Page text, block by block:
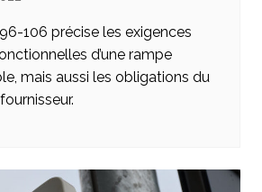
106 précise les exigences
d’une rampe
mais aussi les obligations du